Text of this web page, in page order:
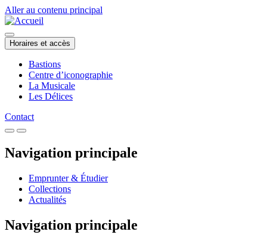
Aller au contenu principal
Horaires et accès
Bastions
Centre d’iconographie
La Musicale
Les Délices
Contact
Navigation principale
Emprunter & Étudier
Collections
Actualités
Navigation principale